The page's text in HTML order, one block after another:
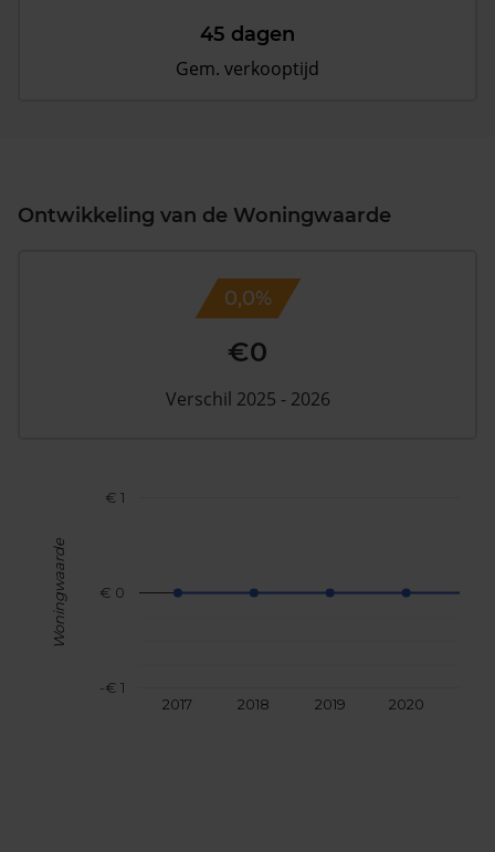
45 dagen
Gem. verkooptijd
Ontwikkeling van de Woningwaarde
2017 2018 2019 2020
-€ 1
€ 0
€ 1
Woningwaarde
0,0%
€0
Verschil 2025 - 2026